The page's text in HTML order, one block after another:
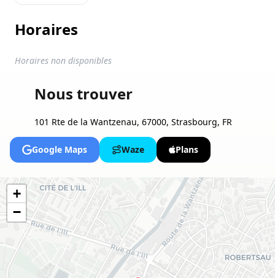
Horaires
Horaires non disponibles
Nous trouver
101 Rte de la Wantzenau, 67000, Strasbourg, FR
Google Maps Waze Plans
+
−